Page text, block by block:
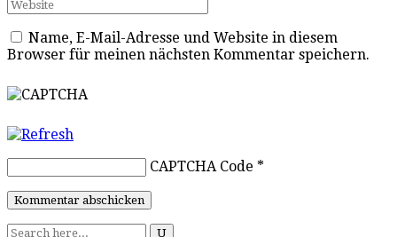
Name, E-Mail-Adresse und Website in diesem
Browser für meinen nächsten Kommentar speichern.
CAPTCHA Code *